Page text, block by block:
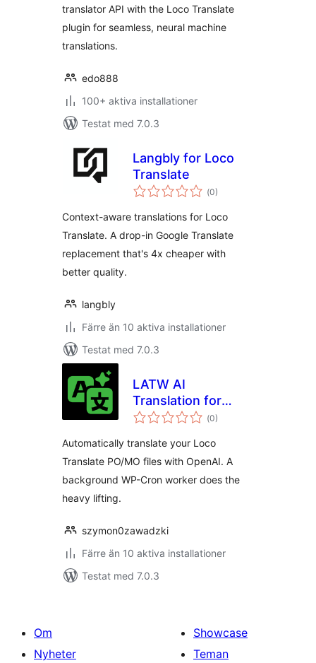
translator API with the Loco Translate
plugin for seamless, neural machine
translations.
edo888
100+ aktiva installationer
Testat med 7.0.3
Langbly for Loco
Translate
(Totalt
antal
0)
Context-aware translations for Loco
Translate. A drop-in Google Translate
replacement that's 4x cheaper with
better quality.
langbly
Färre än 10 aktiva installationer
Testat med 7.0.3
LATW AI
Translation for
Loco Translate
(Totalt
antal
0)
Automatically translate your Loco
Translate PO/MO files with OpenAI. A
background WP-Cron worker does the
heavy lifting.
szymon0zawadzki
Färre än 10 aktiva installationer
Testat med 7.0.3
Om
Nyheter
Showcase
Teman